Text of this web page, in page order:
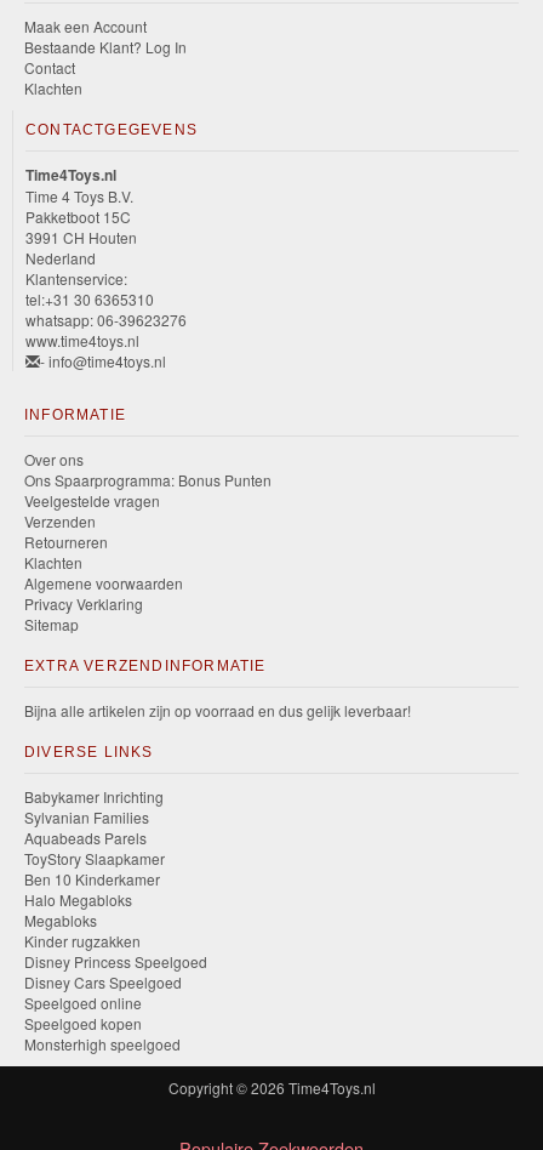
Maak een Account
Bestaande Klant? Log In
Contact
Klachten
CONTACTGEGEVENS
Time4Toys.nl
Time 4 Toys B.V.
Pakketboot 15C
3991 CH Houten
Nederland
Klantenservice:
tel:+31 30 6365310
whatsapp: 06-39623276
www.time4toys.nl
- info@time4toys.nl
INFORMATIE
Over ons
Ons Spaarprogramma: Bonus Punten
Veelgestelde vragen
Verzenden
Retourneren
Klachten
Algemene voorwaarden
Privacy Verklaring
Sitemap
EXTRA VERZENDINFORMATIE
Bijna alle artikelen zijn op voorraad en dus gelijk leverbaar!
DIVERSE LINKS
Babykamer Inrichting
Sylvanian Families
Aquabeads Parels
ToyStory Slaapkamer
Ben 10 Kinderkamer
Halo Megabloks
Megabloks
Kinder rugzakken
Disney Princess Speelgoed
Disney Cars Speelgoed
Speelgoed online
Speelgoed kopen
Monsterhigh speelgoed
Copyright © 2026 Time4Toys.nl